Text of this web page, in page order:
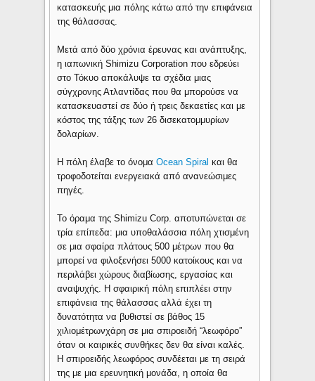
κατασκευής μια πόλης κάτω από την επιφάνεια
της θάλασσας.
Μετά από δύο χρόνια έρευνας και ανάπτυξης,
η ιαπωνική Shimizu Corporation που εδρεύει
στο Τόκυο αποκάλυψε τα σχέδια μιας
σύγχρονης Ατλαντίδας που θα μπορούσε να
κατασκευαστεί σε δύο ή τρεις δεκαετίες και με
κόστος της τάξης των 26 δισεκατομμυρίων
δολαρίων.
Η πόλη έλαβε το όνομαOcean Spiral και θα
τροφοδοτείται ενεργειακά από ανανεώσιμες
πηγές.
Το όραμα της Shimizu Corp. αποτυπώνεται σε
τρία επίπεδα: μια υποθαλάσσια πόλη χτισμένη
σε μια σφαίρα πλάτους 500 μέτρων που θα
μπορεί να φιλοξενήσει 5000 κατοίκους και να
περιλάβει χώρους διαβίωσης, εργασίας και
αναψυχής. Η σφαιρική πόλη επιπλέει στην
επιφάνεια της θάλασσας αλλά έχει τη
δυνατότητα να βυθιστεί σε βάθος 15
χιλιομέτρωνχάρη σε μια σπιροειδή “λεωφόρο”
όταν οι καιρικές συνθήκες δεν θα είναι καλές.
Η σπιροειδής λεωφόρος συνδέεται με τη σειρά
της με μια ερευνητική μονάδα, η οποία θα